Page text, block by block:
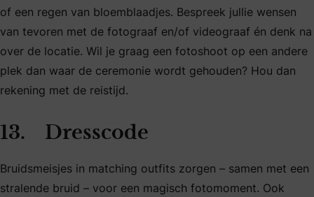
of een regen van bloemblaadjes. Bespreek jullie wensen
van tevoren met de fotograaf en/of videograaf én denk na
over de locatie. Wil je graag een fotoshoot op een andere
plek dan waar de ceremonie wordt gehouden? Hou dan
rekening met de reistijd.
13. Dresscode
Bruidsmeisjes in matching outfits zorgen – samen met een
stralende bruid – voor een magisch fotomoment. Ook